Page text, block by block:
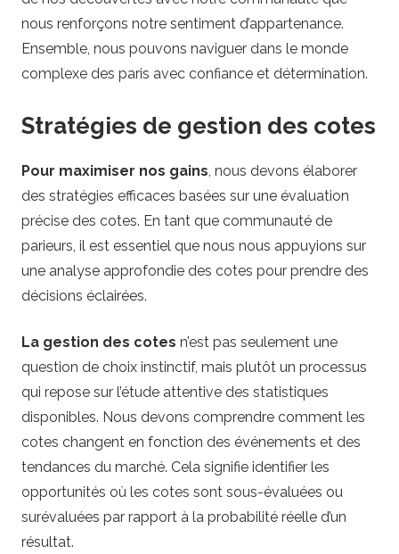
nous renforçons notre sentiment d’appartenance.
Ensemble, nous pouvons naviguer dans le monde
complexe des paris avec confiance et détermination.
Stratégies de gestion des cotes
Pour maximiser nos gains, nous devons élaborer
des stratégies efficaces basées sur une évaluation
précise des cotes. En tant que communauté de
parieurs, il est essentiel que nous nous appuyions sur
une analyse approfondie des cotes pour prendre des
décisions éclairées.
La gestion des cotes n’est pas seulement une
question de choix instinctif, mais plutôt un processus
qui repose sur l’étude attentive des statistiques
disponibles. Nous devons comprendre comment les
cotes changent en fonction des événements et des
tendances du marché. Cela signifie identifier les
opportunités où les cotes sont sous-évaluées ou
surévaluées par rapport à la probabilité réelle d’un
résultat.